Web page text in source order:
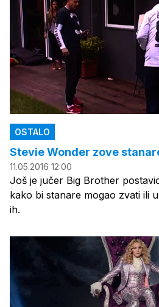
OSTALO
Stevie Wonder zove
11.05.2016 12:00
Još je jučer Big Brother
kako bi stanare mogao zvati ili
ih.